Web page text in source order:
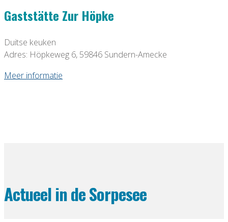
Gaststätte Zur Höpke
Duitse keuken
Adres: Höpkeweg 6, 59846 Sundern-Amecke
Meer informatie
Actueel in de Sorpesee